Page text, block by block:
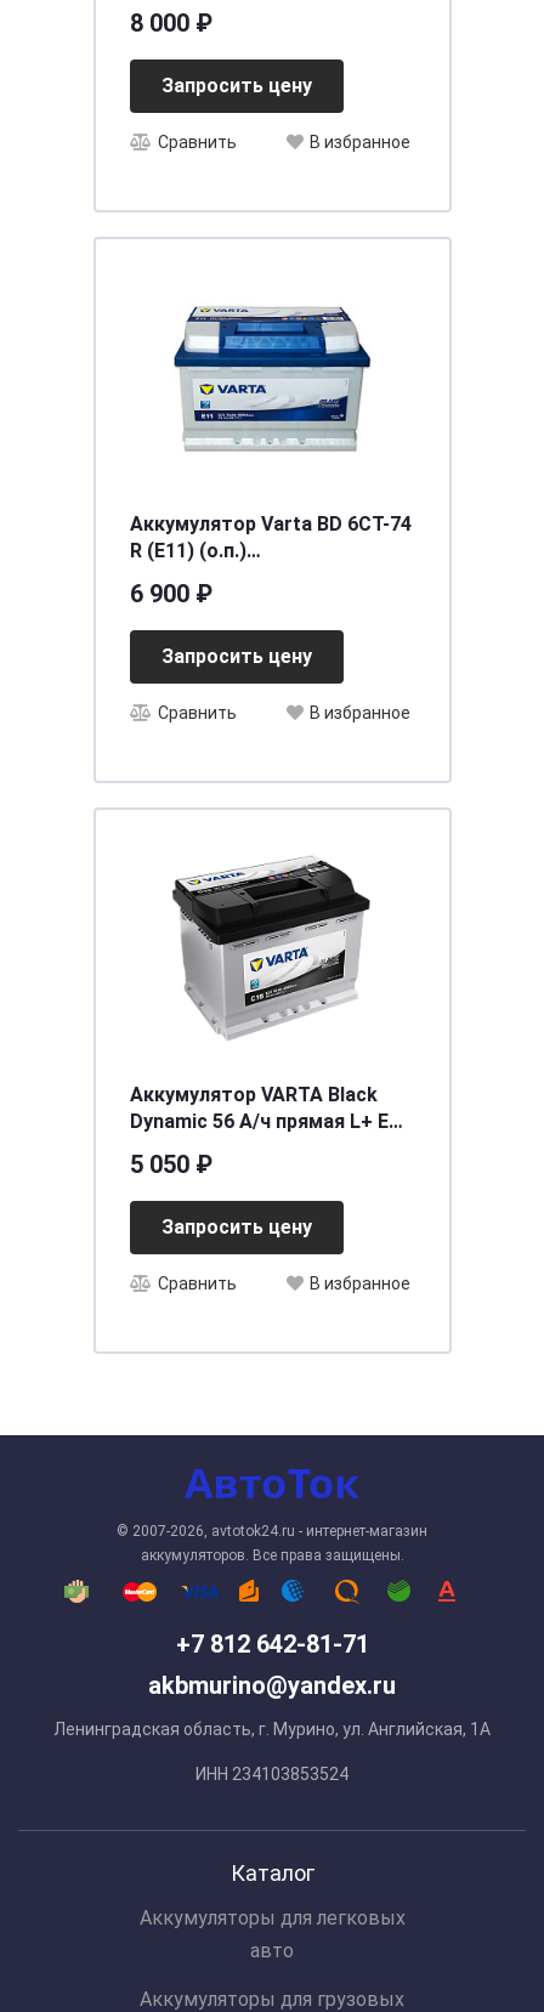
8 000 ₽
Запросить цену
Сравнить В избранное
Аккумулятор Varta BD 6CT-74
R (E11) (о.п.)
6 900 ₽
Запросить цену
Сравнить В избранное
Аккумулятор VARTA Black
Dynamic 56 А/ч прямая L+ EN
5 050 ₽
Запросить цену
Сравнить В избранное
+7 812 642-81-71
akbmurino@yandex.ru
Ленинградская область, г. Мурино, ул. Английская, 1А
ИНН 234103853524
© 2007-2026, avtotok24.ru - интернет-магазин
аккумуляторов. Все права защищены.
Каталог
Аккумуляторы для легковых
авто
Аккумуляторы для грузовых